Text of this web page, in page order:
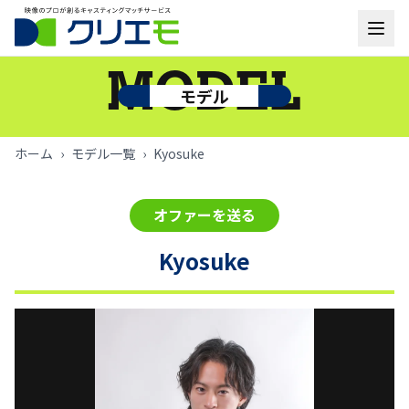
モデル一覧
よくあるご質問
モデル
MODEL
ホーム › モデル一覧 › Kyosuke
Kyosuke
オファーを送る